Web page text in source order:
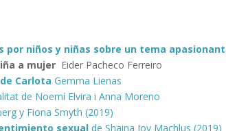
niños y niñas sobre un tema
a mujer Eider Pacheco Ferreiro
Carlota Gemma Lienas
de Noemí Elvira i Anna Moreno
y Fiona Smyth (2019)
sexual de Shaina Joy Machlus (2019)